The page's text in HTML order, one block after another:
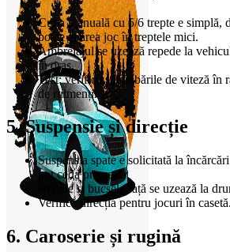
Cutia manuală cu 5/6 trepte e simplă,
poate apărea joc în treptele mici.
Ambreiajul se uzează repede la
în oraș.
Test: verifică schimbările de viteză în
de rulmenți.
5. Suspensie și direcție
Suspensia spate e solicitată la
pot ceda prematur.
Brațele și bucșele față se uzează la
Verifică direcția pentru jocuri în casetă.
6. Caroserie și rugină